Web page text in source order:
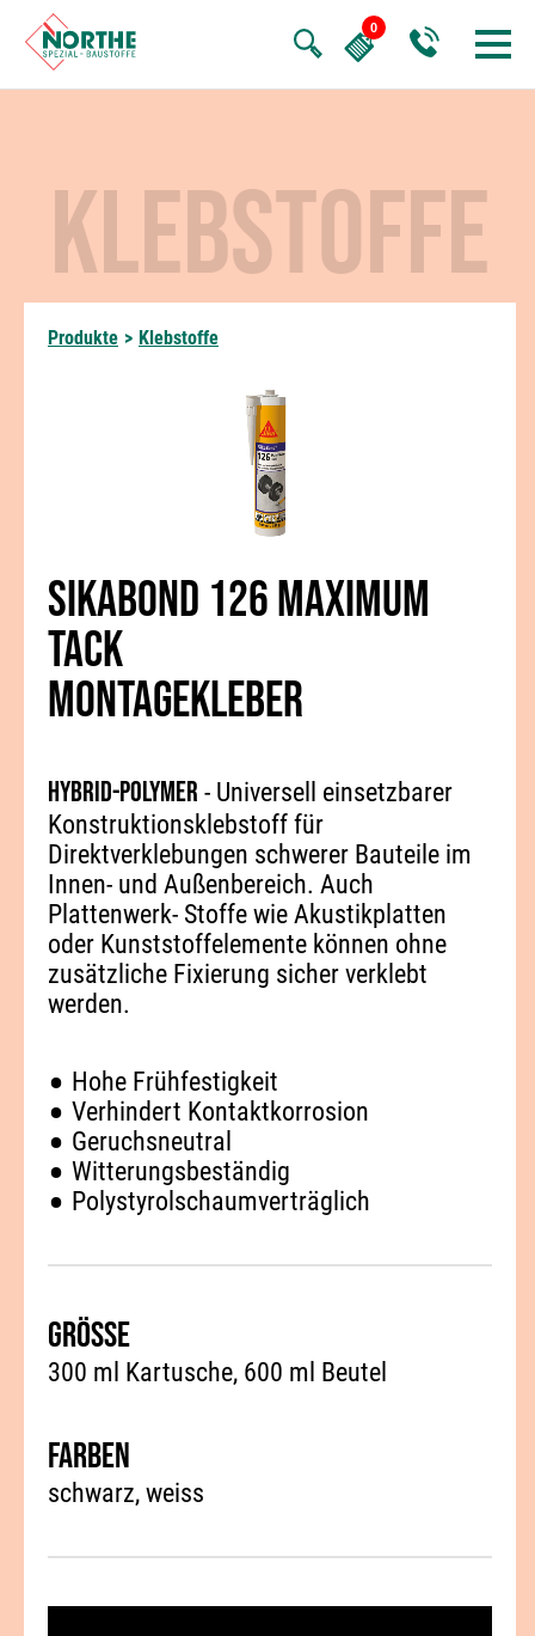
KLEBSTOFFE
Produkte > Klebstoffe
SIKABOND 126 MAXIMUM
TACK
MONTAGEKLEBER
Hybrid-Polymer - Universell einsetzbarer
Konstruktionsklebstoff für
Direktverklebungen schwerer Bauteile im
Innen- und Außenbereich. Auch
Plattenwerk- Stoffe wie Akustikplatten
oder Kunststoffelemente können ohne
zusätzliche Fixierung sicher verklebt
werden.
Hohe Frühfestigkeit
Verhindert Kontaktkorrosion
Geruchsneutral
Witterungsbeständig
Polystyrolschaumverträglich
Grösse
300 ml Kartusche, 600 ml Beutel
Farben
schwarz weiss